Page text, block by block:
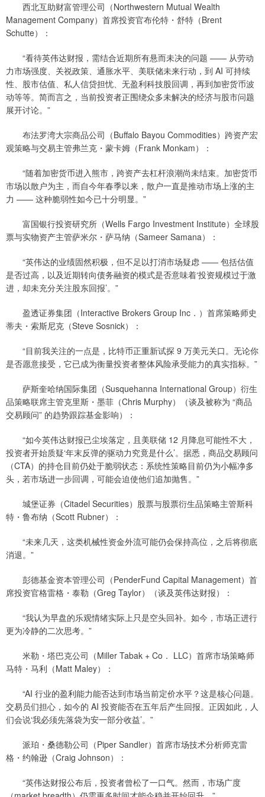
西北互助财富管理公司（Northwestern Mutual Wealth
Management Company）首席投资官布伦特・舒特（Brent
Schutte）：
“看待英伟达财报，需结合近期所有悬而未决的问题 —— 从劳动
力市场强度、关祱政策、通胀水平、美联储未来行动，到 AI 可持续
性、股市估值、私人信贷担忧、无盈利科技股回调，再到加密货币波
动等等。简而言之，当前投资者正围绕众多未解决的经济与股市问题
展开讨论。”
布法罗湾大宗商品公司（Buffalo Bayou Commodities）跨资产宏
观策略与交易主管弗兰克・蒙卡姆（Frank Monkam）：
“随着加密货币进入熊市，跨资产去杠杆浪潮尚未结束。加密货币
市场以散户为主，而自今年春季以来，散户一直是推动市场上涨的主
力 —— 这种脆弱性如今已十分明显。”
富国银行投资研究所（Wells Fargo Investment Institute）全球股
票与实物资产主管萨米尔・萨马纳（Sameer Samana）：
“英伟达的业绩固然积极，但不足以打消市场疑虑 —— 包括估值
是否过高，以及近期转向债务融资的模式是否意味着‘投资规模过于激
进，却未充分关注股东回报’。”
盈透证券集团（Interactive Brokers Group Inc．）首席策略师史
蒂夫・索斯尼克（Steve Sosnick）：
“目前我关注的一点是，比特币正重新试探 9 万美元关口。无论你
是否愿意接受，它已成为衡量投资者整体风险承受能力的真实指标。”
萨斯奎哈纳国际集团（Susquehanna International Group）衍生
品策略联席主管克里斯・墨菲（Chris Murphy）（谈及被称为 “商品
交易顾问” 的趋势跟踪基金影响）：
“如今英伟达财报已尘埃落定，且美联储 12 月降息可能性不大，
投资者开始质疑‘年末反弹的驱动力究竟是什么’。据悉，商品交易顾问
（CTA）的持仓目前仍处于脆弱状态：系统性策略目前仍为小幅净多
头，若市场进一步回调，可能会迫使他们追加抛售。”
城堡证券（Citadel Securities）股票与股票衍生品策略主管斯科
特・鲁布纳（Scott Rubner）：
“未来几天，这类机械性资金外流可能仍会保持高位，之后将彻底
消退。”
彭德基金资本管理公司（PenderFund Capital Management）首
席投资官格雷格・泰勒（Greg Taylor）（谈及英伟达财报）：
“我认为早盘的乐观情绪实际上只是空头回补。如今，市场正进行
更为冷静的二次思考。”
米勒・塔巴克公司（Miller Tabak + Co． LLC）首席市场策略师
马特・马利（Matt Maley）：
“AI 行业的盈利能力能否达到市场当前定价水平？这是核心问题。
交易员们担心，如今的 AI 投资能否在五年后产生回报。正因如此，人
们会说‘我必须先落袋为安一部分收益’。”
派珀・桑德勒公司（Piper Sandler）首席市场技术分析师克雷
格・约翰逊（Craig Johnson）：
“英伟达财报公布后，投资者曾松了一口气。然而，市场广度